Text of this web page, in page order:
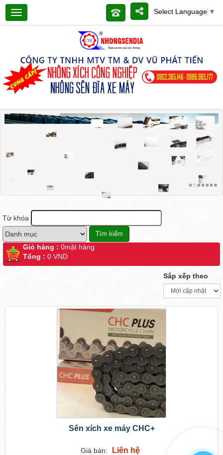
Select Language ▼
Từ khóa
Giỏ hàng : 0mặt hàng
Tổng : 0 VND
Sắp xếp theo
Sên xích xe máy CHC+
Giá bán: Liên hệ